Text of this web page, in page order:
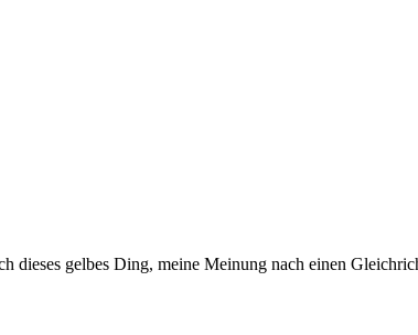
dieses gelbes Ding, meine Meinung nach einen